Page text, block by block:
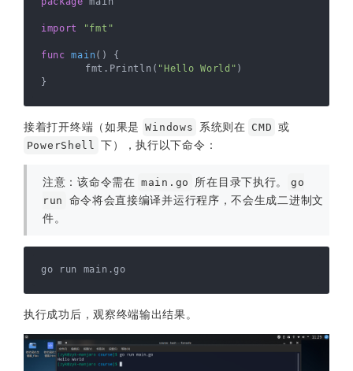
import "fmt"
func main()
{
	fmt.Println(
"Hello World" )
接着打开终端（如果是 Windows 系统则在 CMD 或
PowerShell 下），执行以下命令：
注意：该命令需在 main.go 所在目录下执行。
go
run
命令将会直接编译并运行程序，不会生成二进制文
件。
执行成功后，观察终端输出结果。